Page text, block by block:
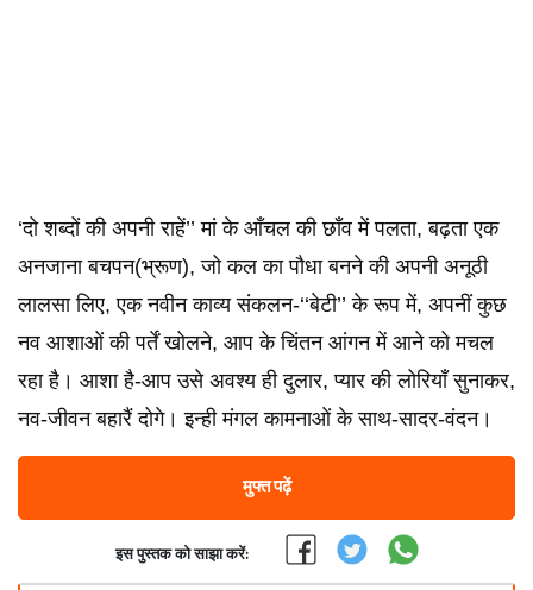
‘दो शब्दों की अपनी राहें’’ मां के आँचल की छाँव में पलता, बढ़ता एक
अनजाना बचपन(भ्रूण), जो कल का पौधा बनने की अपनी अनूठी
लालसा लिए, एक नवीन काव्य संकलन-‘‘बेटी’’ के रूप में, अपनीं कुछ
नव आशाओं की पर्तें खोलने, आप के चिंतन आंगन में आने को मचल
रहा है। आशा है-आप उसे अवश्य ही दुलार, प्यार की लोरियाँ सुनाकर,
नव-जीवन बहारैं दोगे। इन्ही मंगल कामनाओं के साथ-सादर-वंदन।
मुफ्त पढ़ें
इस पुस्तक को साझा करें: